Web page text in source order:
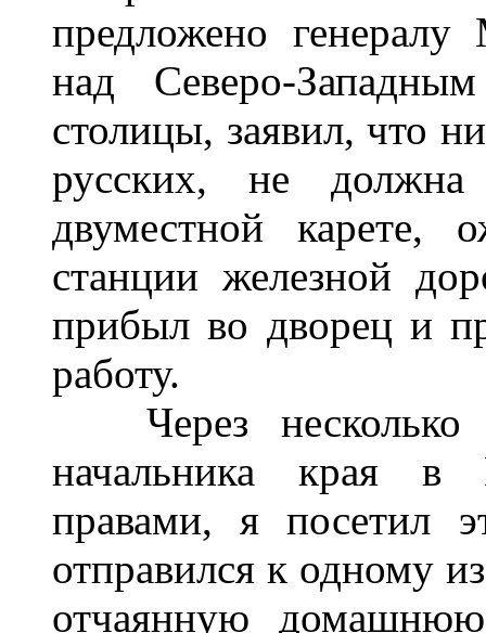
предложено генералу
над Северо-
столицы, заявил, что
русских, не
двуместной карете,
станции железной
прибыл во дворец и
работу.
Через несколько
начальника края в
правами, я посетил
отправился к одному
отчаянную